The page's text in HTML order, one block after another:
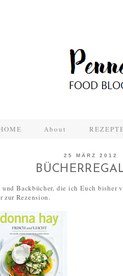
About
25 MÄRZ 2012
Backbücher, die ich Euch bisher
zur Rezension.